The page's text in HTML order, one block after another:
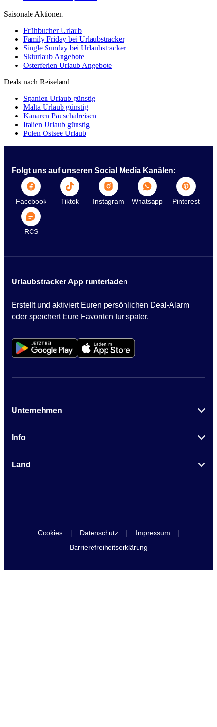
Saisonale Aktionen
Frühbucher Urlaub
Family Friday bei Urlaubstracker
Single Sunday bei Urlaubstracker
Skiurlaub Angebote
Osterferien Urlaub Angebote
Deals nach Reiseland
Spanien Urlaub günstig
Malta Urlaub günstig
Kanaren Pauschalreisen
Italien Urlaub günstig
Polen Ostsee Urlaub